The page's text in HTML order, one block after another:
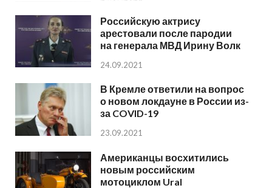
Российскую актрису
арестовали после пародии
на генерала МВД Ирину Волк
24.09.2021
В Кремле ответили на вопрос
о новом локдауне в России из-
за COVID-19
23.09.2021
Американцы восхитились
новым российским
мотоциклом Ural